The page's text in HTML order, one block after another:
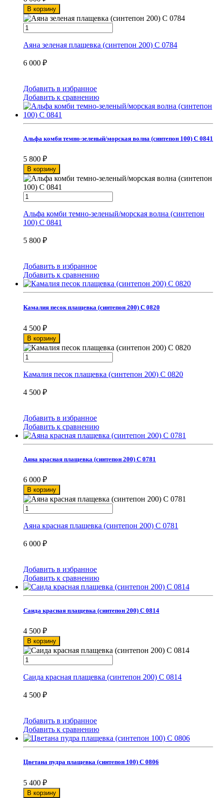
В корзину
Аяна зеленая плащевка (синтепон 200) С 0784
6 000 ₽
Добавить в избранное
Добавить к сравнению
Альфа комби темно-зеленый/морская волна (синтепон 100) С 0841
5 800 ₽
В корзину
Альфа комби темно-зеленый/морская волна (синтепон
100) С 0841
5 800 ₽
Добавить в избранное
Добавить к сравнению
Камалия песок плащевка (синтепон 200) С 0820
4 500 ₽
В корзину
Камалия песок плащевка (синтепон 200) С 0820
4 500 ₽
Добавить в избранное
Добавить к сравнению
Аяна красная плащевка (синтепон 200) С 0781
6 000 ₽
В корзину
Аяна красная плащевка (синтепон 200) С 0781
6 000 ₽
Добавить в избранное
Добавить к сравнению
Саида красная плащевка (синтепон 200) С 0814
4 500 ₽
В корзину
Саида красная плащевка (синтепон 200) С 0814
4 500 ₽
Добавить в избранное
Добавить к сравнению
Цветана пудра плащевка (синтепон 100) С 0806
5 400 ₽
В корзину